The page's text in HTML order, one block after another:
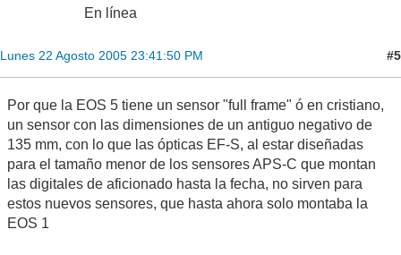
En línea
Lunes 22 Agosto 2005 23:41:50 PM #5
Por que la EOS 5 tiene un sensor "full frame" ó en cristiano,
un sensor con las dimensiones de un antiguo negativo de
135 mm, con lo que las ópticas EF-S, al estar diseñadas
para el tamaño menor de los sensores APS-C que montan
las digitales de aficionado hasta la fecha, no sirven para
estos nuevos sensores, que hasta ahora solo montaba la
EOS 1